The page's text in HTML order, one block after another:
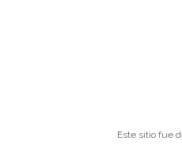
Este sitio fue